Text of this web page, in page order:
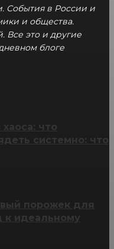
События в России и
и общества.
Все это и другие
блоге
что
системно: что
порожек для
к идеальному